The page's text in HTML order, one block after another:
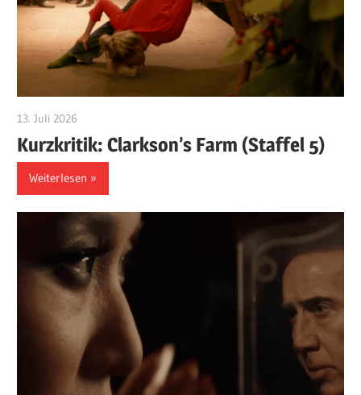
13. Juli 2026
Kurzkritik: Clarkson’s Farm (Staffel 5)
Weiterlesen